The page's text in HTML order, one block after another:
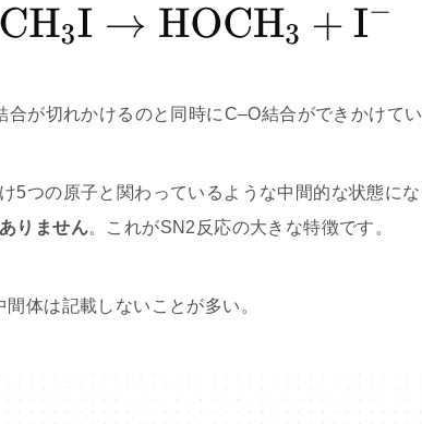
合が切れかけるのと同時にC–O結合ができかけてい
5つの原子と関わっているような中間的な状態にな
りません。これがSN2反応の大きな特徴です。
体は記載しないことが多い。